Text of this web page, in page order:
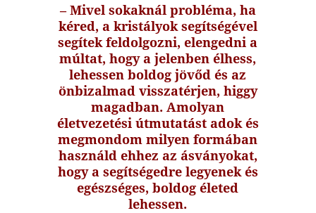
– Mivel sokaknál probléma, ha
kéred, a kristályok segítségével
segítek feldolgozni, elengedni a
múltat, hogy a jelenben élhess,
lehessen boldog jövőd és az
önbizalmad visszatérjen, higgy
magadban. Amolyan
életvezetési útmutatást adok és
megmondom milyen formában
használd ehhez az ásványokat,
hogy a segítségedre legyenek és
egészséges, boldog életed
lehessen.